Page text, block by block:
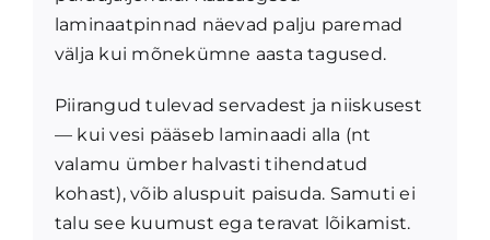
laminaatpinnad näevad palju paremad
välja kui mõnekümne aasta tagused.
Piirangud tulevad servadest ja niiskusest
— kui vesi pääseb laminaadi alla (nt
valamu ümber halvasti tihendatud
kohast), võib aluspuit paisuda. Samuti ei
talu see kuumust ega teravat lõikamist.